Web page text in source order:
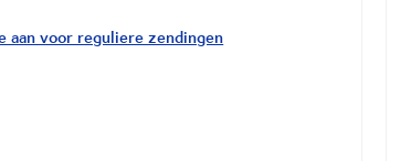
aan voor reguliere zendingen